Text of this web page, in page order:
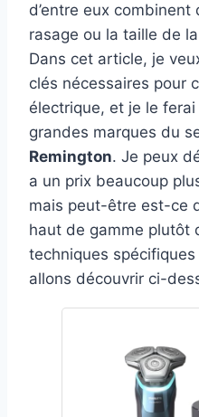
d’entre eux
rasage ou la taille de
Dans cet article, je
clés nécessaires pour
électrique, et je le
grandes marques du
Remington. Je peux
a un prix beaucoup
mais peut-être est-ce
haut de gamme plutôt
techniques spécifiques
allons découvrir ci-